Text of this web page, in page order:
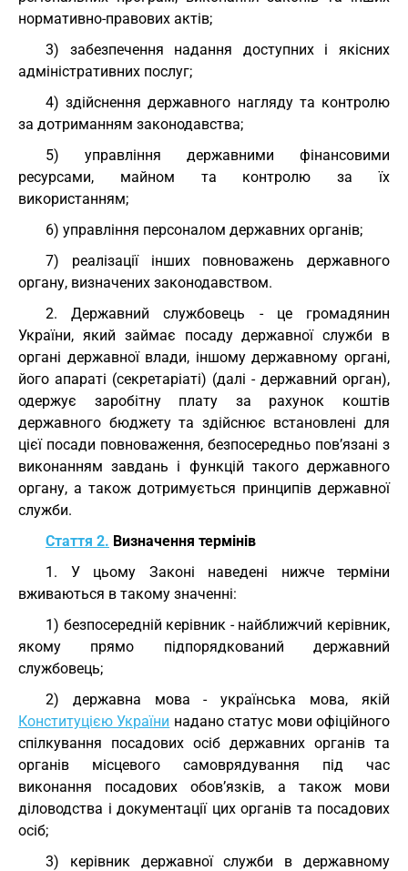
нормативно-правових актів;
3) забезпечення надання доступних і якісних
адміністративних послуг;
4) здійснення державного нагляду та контролю
за дотриманням законодавства;
5) управління державними фінансовими
ресурсами, майном та контролю за їх
використанням;
6) управління персоналом державних органів;
7) реалізації інших повноважень державного
органу, визначених законодавством.
2. Державний службовець - це громадянин
України, який займає посаду державної служби в
органі державної влади, іншому державному органі,
його апараті (секретаріаті) (далі - державний орган),
одержує заробітну плату за рахунок коштів
державного бюджету та здійснює встановлені для
цієї посади повноваження, безпосередньо пов’язані з
виконанням завдань і функцій такого державного
органу, а також дотримується принципів державної
служби.
Стаття 2. Визначення термінів
1. У цьому Законі наведені нижче терміни
вживаються в такому значенні:
1) безпосередній керівник - найближчий керівник,
якому прямо підпорядкований державний
службовець;
2) державна мова - українська мова, якій
Конституцією України надано статус мови офіційного
спілкування посадових осіб державних органів та
органів місцевого самоврядування під час
виконання посадових обов’язків, а також мови
діловодства і документації цих органів та посадових
осіб;
3) керівник державної служби в державному